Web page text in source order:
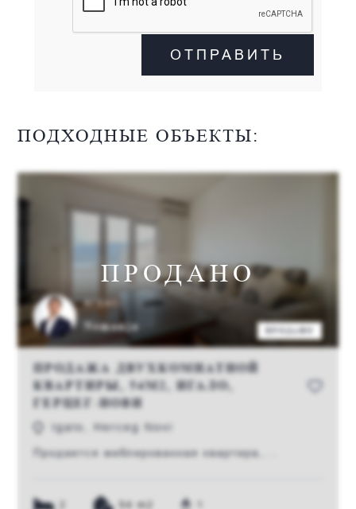
ОТПРАВИТЬ
ПОДХОДНЫЕ ОБЪЕКТЫ:
ПРОДАНО
Nemanja
ПРОДАЖА ДВУХКОМНАТНОЙ
КВАРТИРЫ, 54М2, ИГАЛО,
ГЕРЦЕГ-НОВИ
Igalo, Herceg Novi
Продается меблированная квартира,...